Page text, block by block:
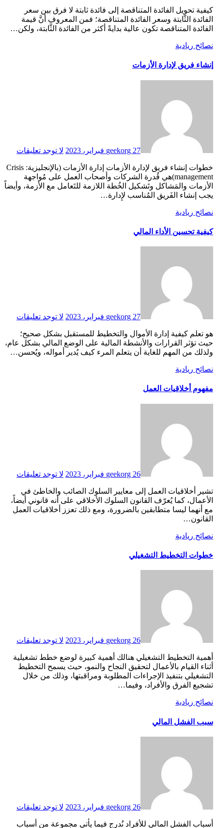
كيفية تحويل الفائدة المتناقصة إلى فائدة ثابتة لا فرق بين سعر
الفائدة الثَّابتة وسعر الفائدة المتناقصة؛ فمن المعروف أنَّ قيمة
الفائدة المتناقصة تكون عالية بدايةً أكثر من الفائدة الثَّابتة، ولكن…
نصائح ريادية
إنشاء فريق لإدارة الأزمات
geekorg 27 فبراير، 2023 لا توجد تعليقات
خطوات إنشاء فريق لإدارة الأزمات إدارة الأزمات (بالإنجليزية: Crisis
management)هي قُدرة الشركات وأصحاب العمل على مُواجهة
الأزمات والمَشاكل وتَشكيل الخُطة اللازمة للتَعامل مع الأزمة، وأيضاً
يجب إنشاء الفَريق المُناسب لإِدارة…
نصائح ريادية
كيفية تحسين الأداء المالي
geekorg 27 فبراير، 2023 لا توجد تعليقات
هو تعلم كيفية إدارة الأموال والتخطيط للمستقبل بشكل صحيح؛
حيث تؤثر القرارات والأنشطة المالية على الوضع المالي بشكل عام،
ولذلك من المهم للغاية أن يتعلم المرء كيف يُدير أمواله، ويُحسن…
نصائح ريادية
مفهوم أخلاقيات العمل
geekorg 26 فبراير، 2023 لا توجد تعليقات
تشير أخلاقيات العمل إلى معايير السلوك الصائب والخاطئ في
الأعمال، كما يُعرّف القانون السلوك الأخلاقي على أنه قانوني أيضاً،
مع أنهما ليسا متطابقين بالضرورة، ومع ذلك تعزز أخلاقيات العمل
القانون…
نصائح ريادية
خطوات التخطيط التشغيلي
geekorg 26 فبراير، 2023 لا توجد تعليقات
أثناء القيام بالأعمال لتحقيق النجاح والنمو، حيث يسمح التخطيط
التشغيلي بتنفيذ الإجراءات المطلوبة ومراقبتها، وذلك من خلال
تشجيع الفرق والأفراد، وفيما…
نصائح ريادية
سبب الفشل المالي
geekorg 26 فبراير، 2023 لا توجد تعليقات